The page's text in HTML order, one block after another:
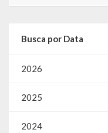
Busca por Data
2026
2025
2024